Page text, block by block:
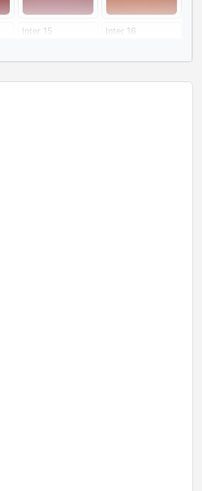
Inter 15 Inter 16